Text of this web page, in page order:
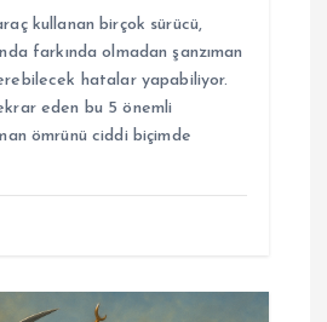
kullanan birçok sürücü,
farkında olmadan şanzıman
hatalar yapabiliyor.
eden bu 5 önemli
ömrünü ciddi biçimde